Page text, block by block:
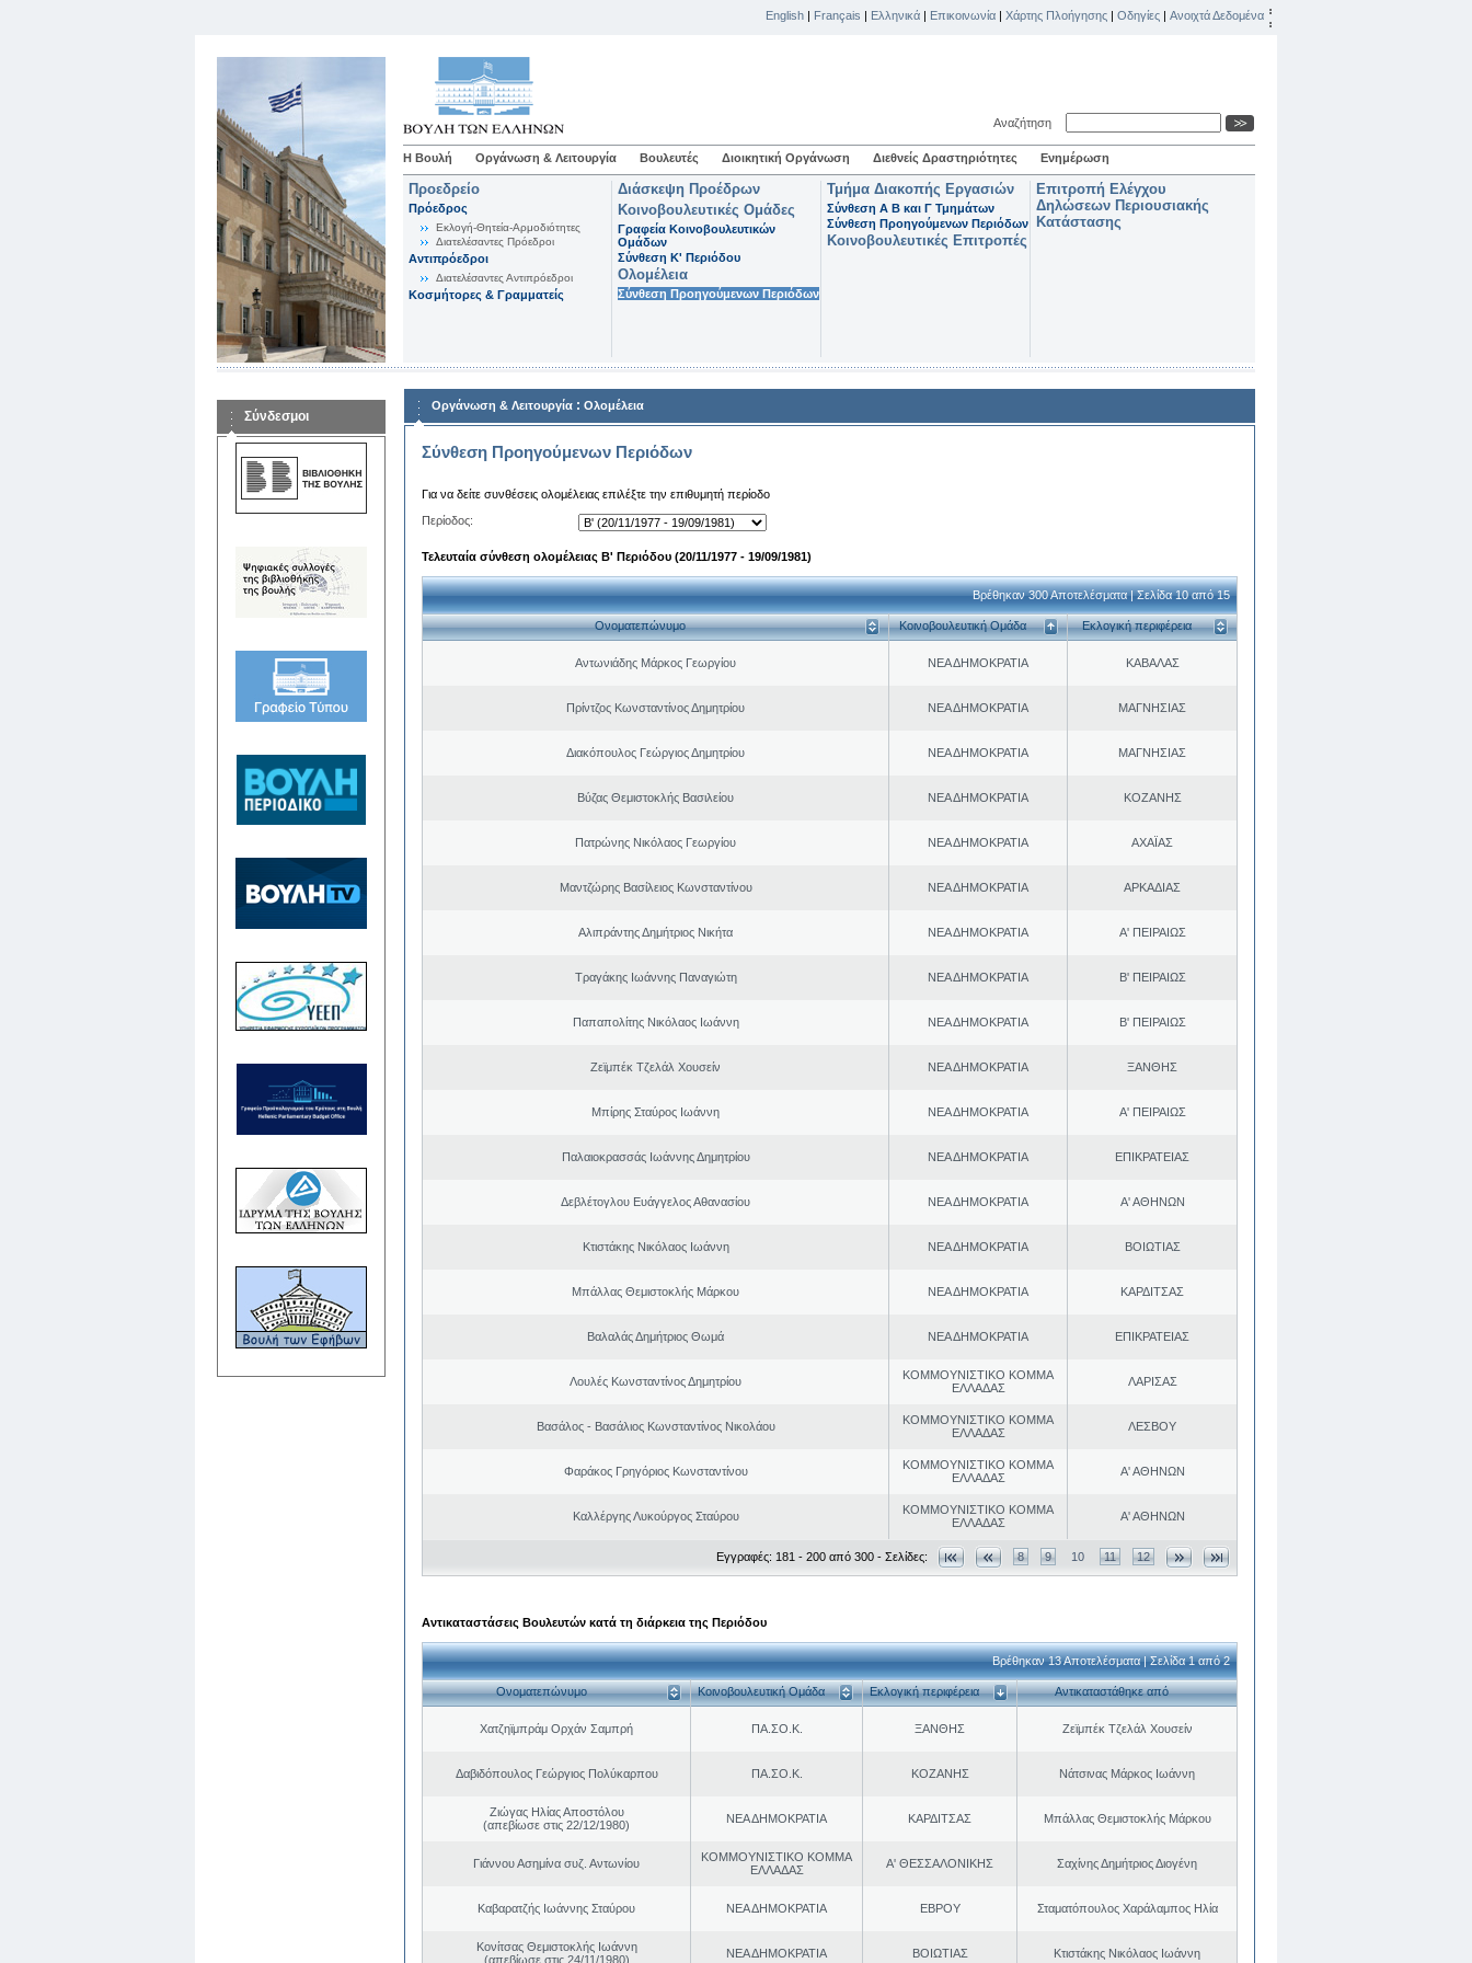
English | Français | Ελληνικά | Επικοινωνία | Χάρτης Πλοήγησης | Οδηγίες | Ανοιχτά Δεδομένα
Αναζήτηση
Η Βουλή Οργάνωση & Λειτουργία Βουλευτές Διοικητική Οργάνωση Διεθνείς Δραστηριότητες Ενημέρωση
Προεδρείο
Πρόεδρος
Εκλογή-Θητεία-Αρμοδιότητες
Διατελέσαντες Πρόεδροι
Αντιπρόεδροι
Διατελέσαντες Αντιπρόεδροι
Κοσμήτορες & Γραμματείς
Διάσκεψη Προέδρων
Κοινοβουλευτικές Ομάδες
Γραφεία Κοινοβουλευτικών
Ομάδων
Σύνθεση K' Περιόδου
Ολομέλεια
Σύνθεση Προηγούμενων Περιόδων
Τμήμα Διακοπής Εργασιών
Σύνθεση Α Β και Γ Τμημάτων
Σύνθεση Προηγούμενων Περιόδων
Κοινοβουλευτικές Επιτροπές
Επιτροπή Ελέγχου
Δηλώσεων Περιουσιακής
Κατάστασης
Σύνδεσμοι
Οργάνωση & Λειτουργία : Ολομέλεια
Σύνθεση Προηγούμενων Περιόδων
Για να δείτε συνθέσεις ολομέλειας επιλέξτε την επιθυμητή περίοδο
Περίοδος:
Τελευταία σύνθεση ολομέλειας Β' Περιόδου (20/11/1977 - 19/09/1981)
Βρέθηκαν 300 Αποτελέσματα | Σελίδα 10 από 15
Ονοματεπώνυμο Κοινοβουλευτική Ομάδα Εκλογική περιφέρεια
Αντωνιάδης Μάρκος Γεωργίου ΝΕΑ ΔΗΜΟΚΡΑΤΙΑ ΚΑΒΑΛΑΣ
Πρίντζος Κωνσταντίνος Δημητρίου ΝΕΑ ΔΗΜΟΚΡΑΤΙΑ ΜΑΓΝΗΣΙΑΣ
Διακόπουλος Γεώργιος Δημητρίου ΝΕΑ ΔΗΜΟΚΡΑΤΙΑ ΜΑΓΝΗΣΙΑΣ
Βύζας Θεμιστοκλής Βασιλείου ΝΕΑ ΔΗΜΟΚΡΑΤΙΑ ΚΟΖΑΝΗΣ
Πατρώνης Νικόλαος Γεωργίου ΝΕΑ ΔΗΜΟΚΡΑΤΙΑ ΑΧΑΪΑΣ
Μαντζώρης Βασίλειος Κωνσταντίνου ΝΕΑ ΔΗΜΟΚΡΑΤΙΑ ΑΡΚΑΔΙΑΣ
Αλιπράντης Δημήτριος Νικήτα ΝΕΑ ΔΗΜΟΚΡΑΤΙΑ Α' ΠΕΙΡΑΙΩΣ
Τραγάκης Ιωάννης Παναγιώτη ΝΕΑ ΔΗΜΟΚΡΑΤΙΑ Β' ΠΕΙΡΑΙΩΣ
Παπαπολίτης Νικόλαος Ιωάννη ΝΕΑ ΔΗΜΟΚΡΑΤΙΑ Β' ΠΕΙΡΑΙΩΣ
Ζεϊμπέκ Τζελάλ Χουσείν ΝΕΑ ΔΗΜΟΚΡΑΤΙΑ ΞΑΝΘΗΣ
Μπίρης Σταύρος Ιωάννη ΝΕΑ ΔΗΜΟΚΡΑΤΙΑ Α' ΠΕΙΡΑΙΩΣ
Παλαιοκρασσάς Ιωάννης Δημητρίου ΝΕΑ ΔΗΜΟΚΡΑΤΙΑ ΕΠΙΚΡΑΤΕΙΑΣ
Δεβλέτογλου Ευάγγελος Αθανασίου ΝΕΑ ΔΗΜΟΚΡΑΤΙΑ Α' ΑΘΗΝΩΝ
Κτιστάκης Νικόλαος Ιωάννη ΝΕΑ ΔΗΜΟΚΡΑΤΙΑ ΒΟΙΩΤΙΑΣ
Μπάλλας Θεμιστοκλής Μάρκου ΝΕΑ ΔΗΜΟΚΡΑΤΙΑ ΚΑΡΔΙΤΣΑΣ
Βαλαλάς Δημήτριος Θωμά ΝΕΑ ΔΗΜΟΚΡΑΤΙΑ ΕΠΙΚΡΑΤΕΙΑΣ
Λουλές Κωνσταντίνος Δημητρίου
ΚΟΜΜΟΥΝΙΣΤΙΚΟ ΚΟΜΜΑ
ΕΛΛΑΔΑΣ
ΛΑΡΙΣΑΣ
Βασάλος - Βασάλιος Κωνσταντίνος Νικολάου
ΚΟΜΜΟΥΝΙΣΤΙΚΟ ΚΟΜΜΑ
ΕΛΛΑΔΑΣ
ΛΕΣΒΟΥ
Φαράκος Γρηγόριος Κωνσταντίνου
ΚΟΜΜΟΥΝΙΣΤΙΚΟ ΚΟΜΜΑ
ΕΛΛΑΔΑΣ
Α' ΑΘΗΝΩΝ
Καλλέργης Λυκούργος Σταύρου
ΚΟΜΜΟΥΝΙΣΤΙΚΟ ΚΟΜΜΑ
ΕΛΛΑΔΑΣ
Α' ΑΘΗΝΩΝ
Εγγραφές: 181 - 200 από 300 - Σελίδες: 8 9 10 11 12
Αντικαταστάσεις Βουλευτών κατά τη διάρκεια της Περιόδου
Βρέθηκαν 13 Αποτελέσματα | Σελίδα 1 από 2
Ονοματεπώνυμο Κοινοβουλευτική Ομάδα Εκλογική περιφέρεια Αντικαταστάθηκε από
Χατζηϊμπράμ Ορχάν Σαμπρή ΠΑ.ΣΟ.Κ. ΞΑΝΘΗΣ Ζεϊμπέκ Τζελάλ Χουσείν
Δαβιδόπουλος Γεώργιος Πολύκαρπου ΠΑ.ΣΟ.Κ. ΚΟΖΑΝΗΣ Νάτσινας Μάρκος Ιωάννη
Ζιώγας Ηλίας Αποστόλου
(απεβίωσε στις 22/12/1980)
ΝΕΑ ΔΗΜΟΚΡΑΤΙΑ ΚΑΡΔΙΤΣΑΣ Μπάλλας Θεμιστοκλής Μάρκου
Γιάννου Ασημίνα συζ. Αντωνίου
ΚΟΜΜΟΥΝΙΣΤΙΚΟ ΚΟΜΜΑ
ΕΛΛΑΔΑΣ
Α' ΘΕΣΣΑΛΟΝΙΚΗΣ Σαχίνης Δημήτριος Διογένη
Καβαρατζής Ιωάννης Σταύρου ΝΕΑ ΔΗΜΟΚΡΑΤΙΑ ΕΒΡΟΥ Σταματόπουλος Χαράλαμπος Ηλία
Κονίτσας Θεμιστοκλής Ιωάννη
(απεβίωσε στις 24/11/1980)
ΝΕΑ ΔΗΜΟΚΡΑΤΙΑ ΒΟΙΩΤΙΑΣ Κτιστάκης Νικόλαος Ιωάννη